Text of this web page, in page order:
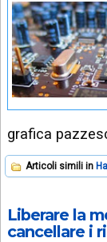
grafica
Articoli simili in
Liberare la
cancellare i